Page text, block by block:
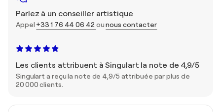
Parlez à un conseiller artistique
Appel +33 1 76 44 06 42 ounous contacter
Les clients attribuent à Singulart la note de 4,9/5
Singulart a reçu la note de 4,9/5 attribuée par plus de
20 000 clients.